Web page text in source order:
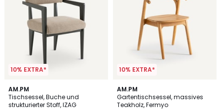
10% EXTRA*
AM.PM
Tischsessel, Buche und
strukturierter Stoff, IZAG
10% EXTRA*
AM.PM
Gartentischsessel, massives
Teakholz, Fermyo